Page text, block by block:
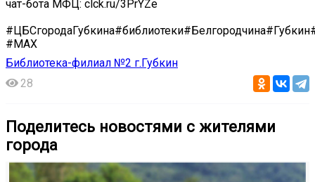
чат-бота МФЦ: clck.ru/3PrYZe
#МAX
Библиотека-филиал №2 г.Губкин
28
Поделитесь новостями с жителями
города